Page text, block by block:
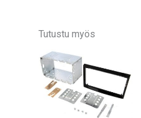
Tutustu myös